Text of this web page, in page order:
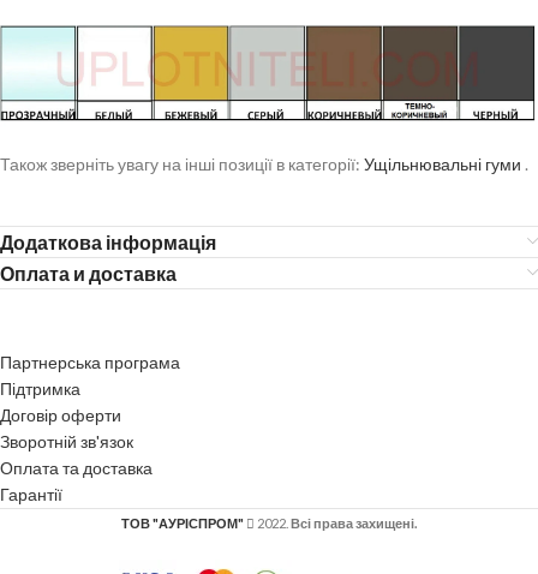
Також зверніть увагу на інші позиції в категорії: Ущільнювальні гуми .
Додаткова інформація
Оплата и доставка
Партнерська програма
Підтримка
Договір оферти
Зворотній зв'язок
Оплата та доставка
Гарантії
ТОВ "АУРІСПРОМ" 2022. Всі права захищені.